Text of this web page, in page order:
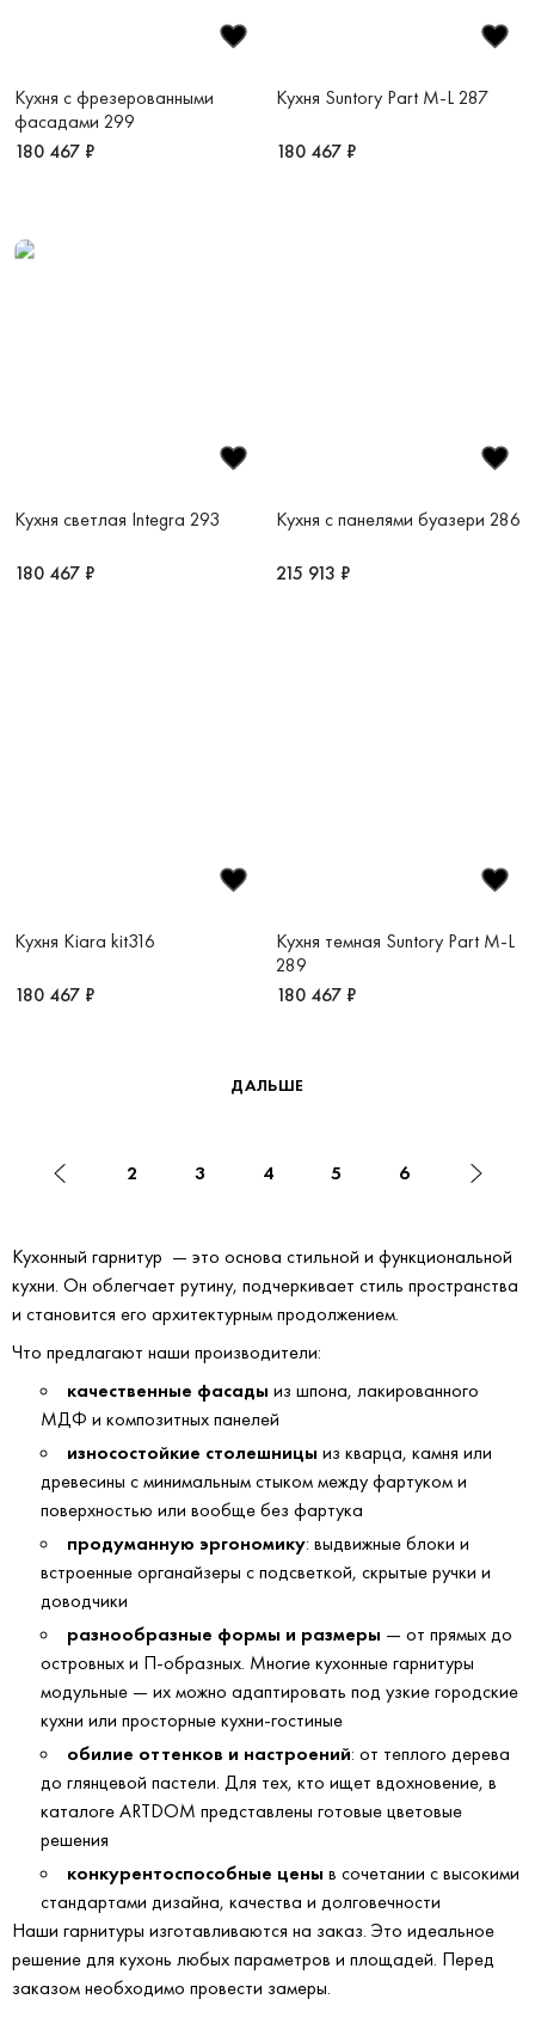
Кухня с фрезерованными
фасадами 299
180 467 ₽
Кухня Suntory Part M-L 287
180 467 ₽
Кухня светлая Integra 293
180 467 ₽
Кухня с панелями буазери 286
215 913 ₽
Кухня Kiara kit316
180 467 ₽
Кухня темная Suntory Part M-L
289
180 467 ₽
ДАЛЬШЕ
2 3 4 5 6
Кухонный гарнитур — это основа стильной и функциональной
кухни. Он облегчает рутину, подчеркивает стиль пространства
и становится его архитектурным продолжением.
Что предлагают наши производители:
качественные фасады из шпона, лакированного
МДФ и композитных панелей
износостойкие столешницы из кварца, камня или
древесины с минимальным стыком между фартуком и
поверхностью или вообще без фартука
продуманную эргономику: выдвижные блоки и
встроенные органайзеры с подсветкой, скрытые ручки и
доводчики
разнообразные формы и размеры — от прямых до
островных и П-образных. Многие кухонные гарнитуры
модульные — их можно адаптировать под узкие городские
кухни или просторные кухни-гостиные
обилие оттенков и настроений: от теплого дерева
до глянцевой пастели. Для тех, кто ищет вдохновение, в
каталоге ARTDOM представлены готовые цветовые
решения
конкурентоспособные цены в сочетании с высокими
стандартами дизайна, качества и долговечности
Наши гарнитуры изготавливаются на заказ. Это идеальное
решение для кухонь любых параметров и площадей. Перед
заказом необходимо провести замеры.